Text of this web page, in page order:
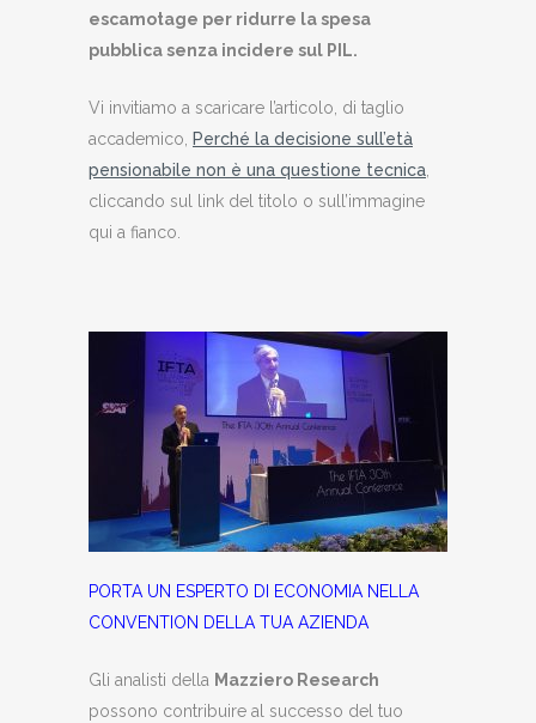
escamotage per ridurre la spesa
pubblica senza incidere sul PIL.
Vi invitiamo a scaricare l’articolo, di taglio
accademico, Perché la decisione sull’età
pensionabile non è una questione tecnica,
cliccando sul link del titolo o sull’immagine
qui a fianco.
PORTA UN ESPERTO DI ECONOMIA NELLA
CONVENTION DELLA TUA AZIENDA
Gli analisti della Mazziero Research
possono contribuire al successo del tuo